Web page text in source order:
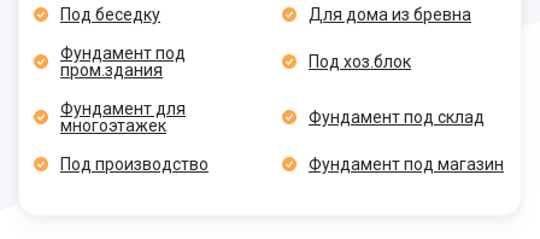
Под беседку
Для дома из бревна
Фундамент под
пром.здания
Под хоз.блок
Фундамент для
многоэтажек
Фундамент под склад
Под производство Фундамент под магазин